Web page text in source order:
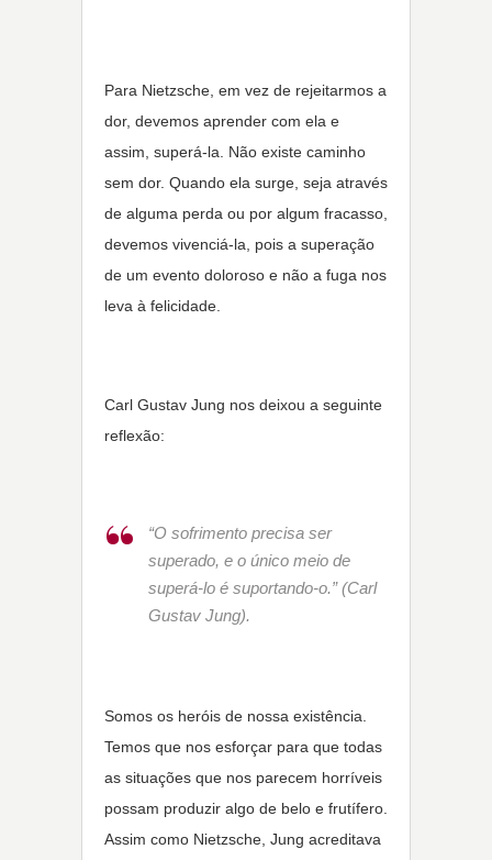
Para Nietzsche, em vez de rejeitarmos a
dor, devemos aprender com ela e
assim, superá-la. Não existe caminho
sem dor. Quando ela surge, seja através
de alguma perda ou por algum fracasso,
devemos vivenciá-la, pois a superação
de um evento doloroso e não a fuga nos
leva à felicidade.
Carl Gustav Jung nos deixou a seguinte
reflexão:
“O sofrimento precisa ser
superado, e o único meio de
superá-lo é suportando-o.” (Carl
Gustav Jung).
Somos os heróis de nossa existência.
Temos que nos esforçar para que todas
as situações que nos parecem horríveis
possam produzir algo de belo e frutífero.
Assim como Nietzsche, Jung acreditava